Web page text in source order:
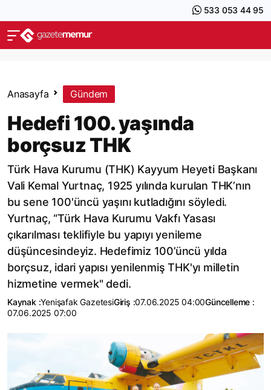
533 053 44 95
Anasayfa Gündem
Hedefi 100. yaşında
borçsuz THK
Türk Hava Kurumu (THK) Kayyum Heyeti Başkanı
Vali Kemal Yurtnaç, 1925 yılında kurulan THK’nın
bu sene 100'üncü yaşını kutladığını söyledi.
Yurtnaç, “Türk Hava Kurumu Vakfı Yasası
çıkarılması teklifiyle bu yapıyı yenileme
düşüncesindeyiz. Hedefimiz 100’üncü yılda
borçsuz, idari yapısı yenilenmiş THK'yı milletin
hizmetine vermek" dedi.
Kaynak :Yenişafak GazetesiGiriş :07.06.2025 04:00Güncelleme :
07.06.2025 07:00